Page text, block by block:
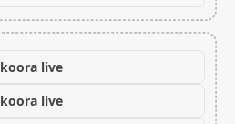
koora live
koora live